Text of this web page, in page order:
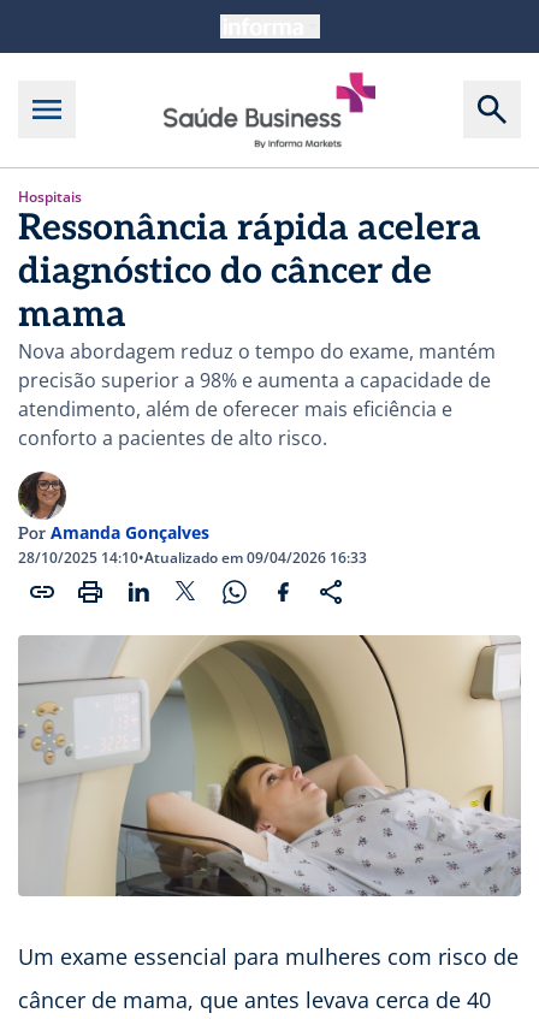
Hospitais
Ressonância rápida acelera
diagnóstico do câncer de
mama
Nova abordagem reduz o tempo do exame, mantém
precisão superior a 98% e aumenta a capacidade de
atendimento, além de oferecer mais eficiência e
conforto a pacientes de alto risco.
Por Amanda Gonçalves
28/10/2025 14:10•Atualizado em 09/04/2026 16:33
Um exame essencial para mulheres com risco de
câncer de mama, que antes levava cerca de 40